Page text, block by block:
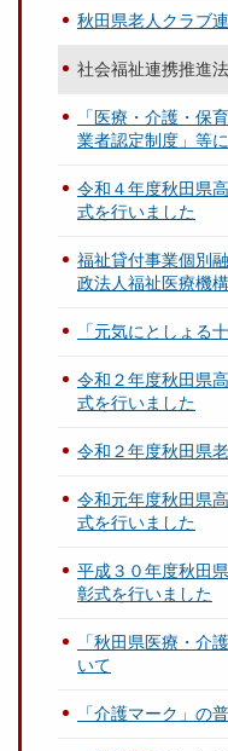
秋田県老人クラブ
社会福祉連携推進
「医療・介護・保
業者認定制度」等
令和４年度秋田県
式を行いました
福祉貸付事業個別
政法人福祉医療機構
「元気にとしょる
令和２年度秋田県
式を行いました
令和２年度秋田県
令和元年度秋田県
式を行いました
平成３０年度秋田
彰式を行いました
「秋田県医療・介
いて
「介護マーク」の